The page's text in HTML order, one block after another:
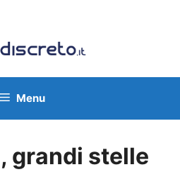
Menu
grandi stelle